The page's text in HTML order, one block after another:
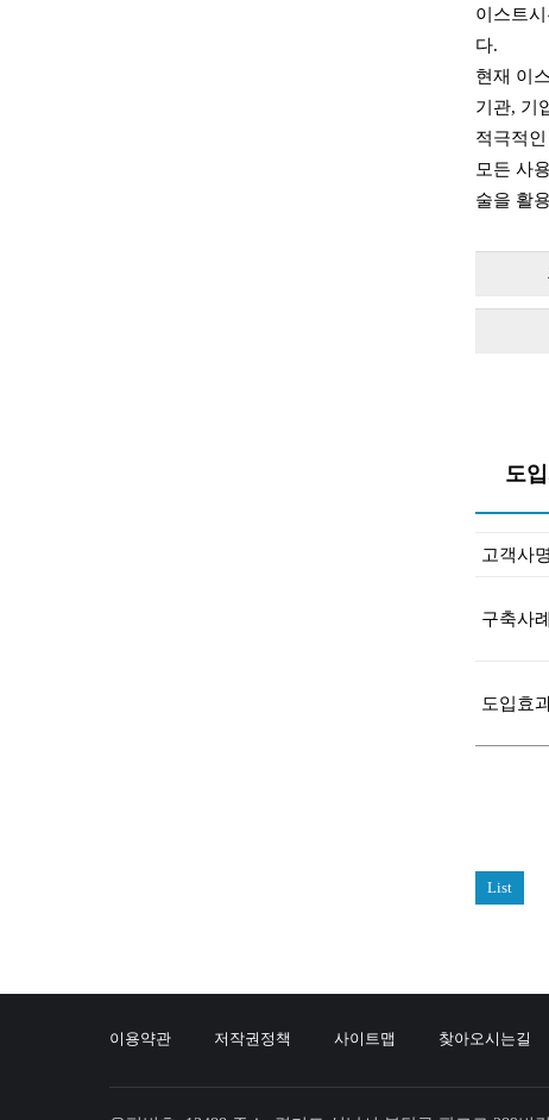
이스트
다.
현재 이
기관, 기
적극적
모든 사
술을 활
도
고객사명
구축사례
도입효
List
이용약관 저작권정책 사이트맵 찾아오시는길